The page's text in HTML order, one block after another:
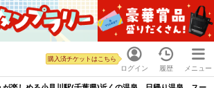
ログイン
購入済チケットはこちら
履歴 メニュー